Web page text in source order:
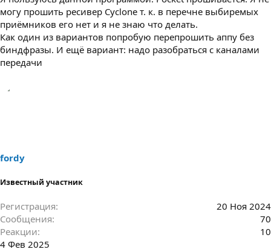
могу прошить ресивер Cyclone т. к. в перечне выбиремых
приёмников его нет и я не знаю что делать.
Как один из вариантов попробую перепрошить аппу без
биндфразы. И ещё вариант: надо разобраться с каналами
передачи
fordy
Известный участник
Регистрация
20 Ноя 2024
Сообщения
70
Реакции
10
4 Фев 2025